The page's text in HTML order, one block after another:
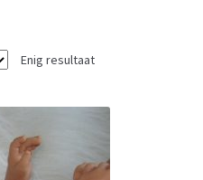
Enig resultaat